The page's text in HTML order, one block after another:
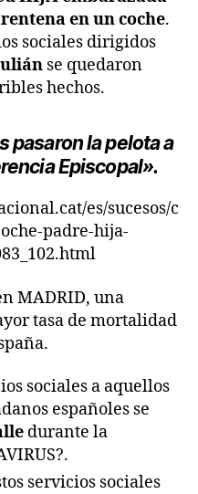
en un coche.
sociales dirigidos
se quedaron
hechos.
pasaron la pelota a
Episcopal».
es/sucesos/c
padre-hija-
MADRID, una
tasa de mortalidad
sociales a aquellos
españoles se
durante la
servicios sociales